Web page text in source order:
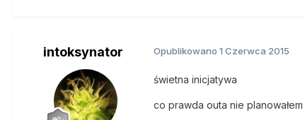
intoksynator Opublikowano 1 Czerwca 2015
świetna inicjatywa
co prawda outa nie